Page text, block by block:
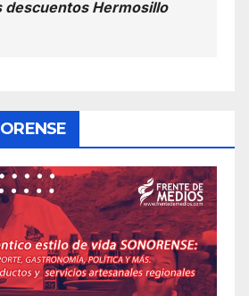
descuentos Hermosillo